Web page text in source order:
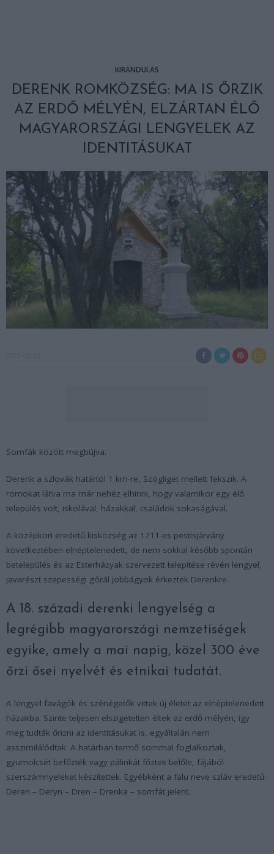
KIRÁNDULÁS
DERENK ROMKÖZSÉG: MA IS ŐRZIK
AZ ERDŐ MÉLYÉN, ELZÁRTAN ÉLŐ
MAGYARORSZÁGI LENGYELEK AZ
IDENTITÁSUKAT
Somfák között megbújva.
Derenk a szlovák határtól 1 km-re, Szögliget mellett fekszik. A
romokat látva ma már nehéz elhinni, hogy valamikor egy élő
település volt, iskolával, házakkal, családok sokaságával.
A középkori eredetű kisközség az 1711-es pestisjárvány
következtében elnéptelenedett, de nem sokkal később spontán
betelepülés és az Esterházyak szervezett telepítése révén lengyel,
javarészt szepességi górál jobbágyok érkeztek Derenkre.
A 18. századi derenki lengyelség a
legrégibb magyarországi nemzetiségek
egyike, amely a mai napig, közel 300 éve
őrzi ősei nyelvét és etnikai tudatát.
A lengyel favágók és szénégetők vittek új életet az elnéptelenedett
házakba. Szinte teljesen elszigetelten éltek az erdő mélyén, így
meg tudták őrizni az identitásukat is, egyáltalán nem
asszimilálódtak. A határban termő sommal foglalkoztak,
gyümölcsét befőzték vagy pálinkát főztek belőle, fájából
szerszámnyeleket készítettek. Egyébként a falu neve szláv eredetű:
Deren – Deryn – Dren – Drenka – somfát jelent.